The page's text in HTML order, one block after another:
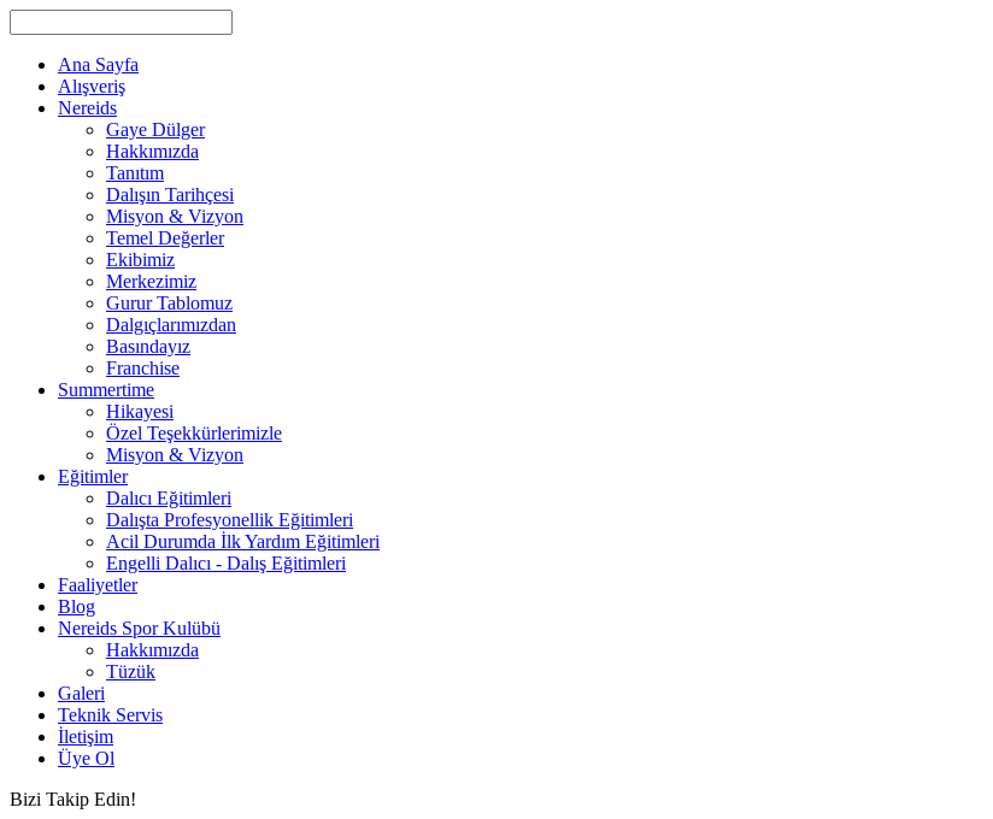
Ana Sayfa
Alışveriş
Nereids
Gaye Dülger
Hakkımızda
Tanıtım
Dalışın Tarihçesi
Misyon & Vizyon
Temel Değerler
Ekibimiz
Merkezimiz
Gurur Tablomuz
Dalgıçlarımızdan
Basındayız
Franchise
Summertime
Hikayesi
Özel Teşekkürlerimizle
Misyon & Vizyon
Eğitimler
Dalıcı Eğitimleri
Dalışta Profesyonellik Eğitimleri
Acil Durumda İlk Yardım Eğitimleri
Engelli Dalıcı - Dalış Eğitimleri
Faaliyetler
Blog
Nereids Spor Kulübü
Hakkımızda
Tüzük
Galeri
Teknik Servis
İletişim
Üye Ol
Bizi Takip Edin!